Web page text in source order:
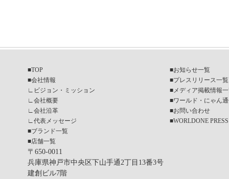
■TOP
■会社情報
∟
ビジョン・ミッション
∟ 会社概要
∟ 会社沿革
∟ 代表メッセージ
■ブランド一覧
■店舗一覧
■お知らせ一覧
■プレスリリース一覧
■ メディア掲載情報
■ワールド・にゃん
■お問い合わせ
■WORLDONE PRESS
〒650-0011
兵庫県神戸市中央区下山手通2丁目13番3号
建創ビル7階